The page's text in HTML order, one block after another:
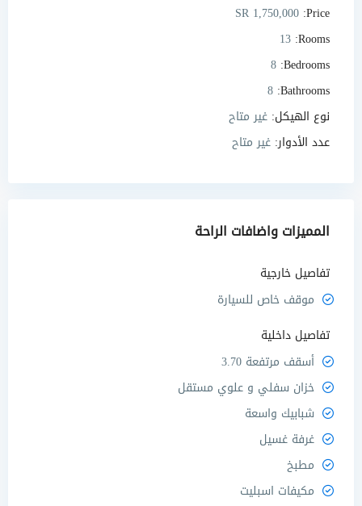
Price:
SR 1,750,000
Rooms:
13
Bedrooms:
8
Bathrooms:
8
نوع الهيكل: غير متاح
عدد الأدوار: غير متاح
المميزات واضافات الراحة
تفاصيل خارجية
موقف خاص للسيارة
تفاصيل داخلية
أسقف مرتفعة 3.70
خزان سفلي و علوي مستقل
شبابيك واسعة
غرفة غسيل
مطبخ
مكيفات اسبليت